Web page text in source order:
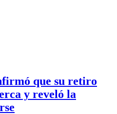
que su retiro
y reveló la